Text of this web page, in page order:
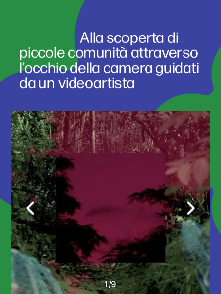
                      Alla scoperta di
piccole comunità attraverso
l’occhio della camera guidati
da un videoartista
1/9